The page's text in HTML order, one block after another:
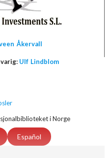
Åkervall
Ulf Lindblom
i Norge
Español